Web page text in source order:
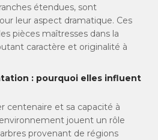
étendues, sont
leur aspect dramatique. Ces
pièces maîtresses dans la
caractère et originalité à
: pourquoi elles influent
centenaire et sa capacité à
jouent un rôle
provenant de régions